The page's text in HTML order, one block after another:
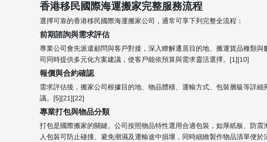
香港移民國際海運搬家完整服務流程
選擇可靠的香港移民國際海運搬家公司，通常可享下列完整全流程：
前期諮詢與需求評估
專業公司會先派遣顧問與客戶對接，深入瞭解遷居目的地、搬運貨品種類
司同時提供多元化方案建議，使客戶能依預算與需求靈活選擇。[1][10]
報價與合約確認
需求評估後，搬家公司根據目的地、物品體積、運輸方式、包裝層級等詳
議。[5][21][22]
專業打包與物品分類
打包是國際搬家的關鍵。公司按照物品特性選用合適包裝，如厚紙板、防
人包裝可防止碰撞、避免潮濕及運輸途中損壞，同時細緻製作物品清單便於